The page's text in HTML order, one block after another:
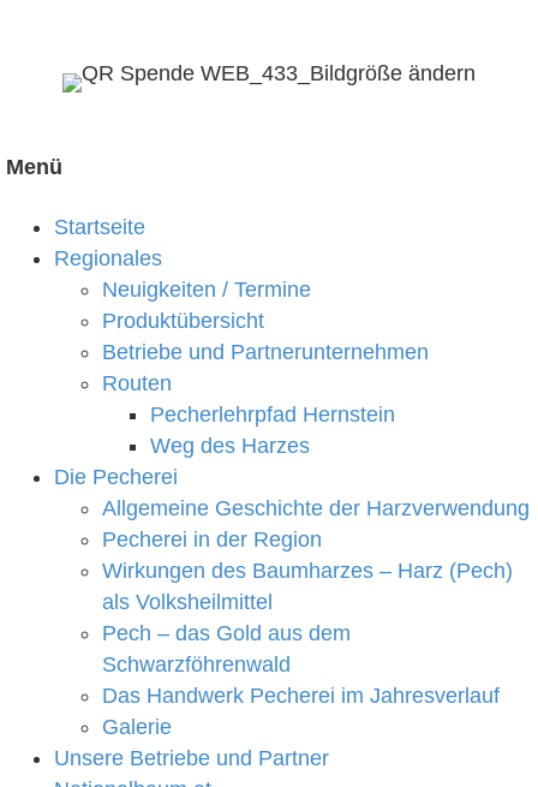
Menü
Startseite
Regionales
Neuigkeiten / Termine
Produktübersicht
Betriebe und Partnerunternehmen
Routen
Pecherlehrpfad Hernstein
Weg des Harzes
Die Pecherei
Allgemeine Geschichte der Harzverwendung
Pecherei in der Region
Wirkungen des Baumharzes – Harz (Pech)
als Volksheilmittel
Pech – das Gold aus dem
Schwarzföhrenwald
Das Handwerk Pecherei im Jahresverlauf
Galerie
Unsere Betriebe und Partner